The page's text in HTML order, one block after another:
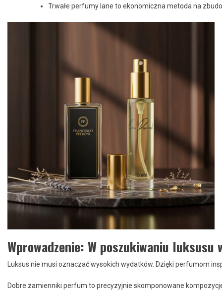
Trwałe perfumy lane to ekonomiczna metoda na
Wprowadzenie: W poszukiwaniu
Luksus nie musi oznaczać wysokich wydatków. Dzięki perfumom
Dobre zamienniki perfum to precyzyjnie skomponowane